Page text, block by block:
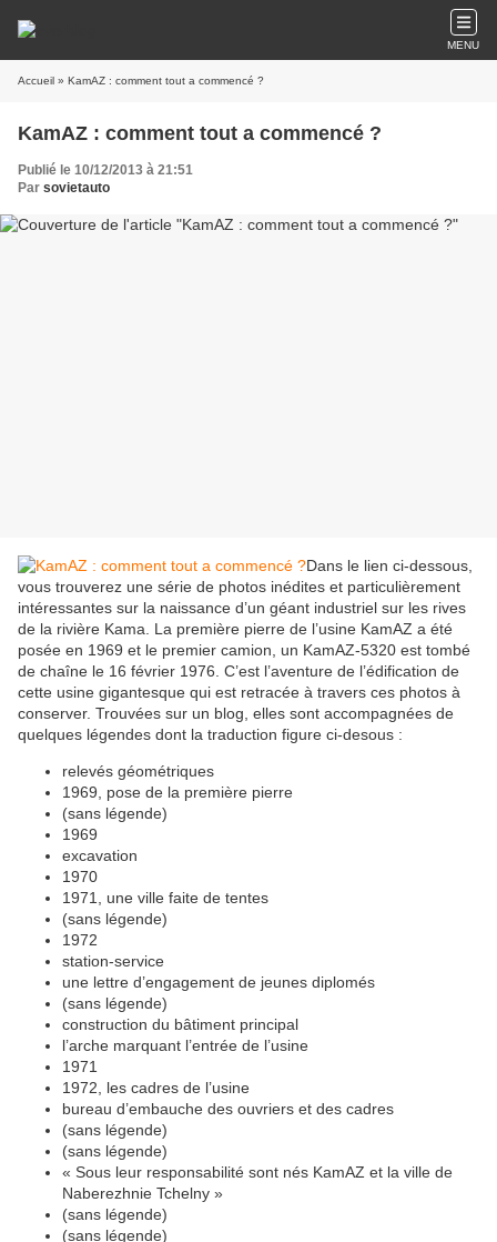
MENU
Accueil » KamAZ : comment tout a commencé ?
KamAZ : comment tout a commencé ?
Publié le 10/12/2013 à 21:51
Par sovietauto
Dans le lien ci-dessous,
vous trouverez une série de photos inédites et particulièrement
intéressantes sur la naissance d’un géant industriel sur les rives
de la rivière Kama. La première pierre de l’usine KamAZ a été
posée en 1969 et le premier camion, un KamAZ-5320 est tombé
de chaîne le 16 février 1976. C’est l’aventure de l’édification de
cette usine gigantesque qui est retracée à travers ces photos à
conserver. Trouvées sur un blog, elles sont accompagnées de
quelques légendes dont la traduction figure ci-desous :
relevés géométriques
1969, pose de la première pierre
(sans légende)
1969
excavation
1970
1971, une ville faite de tentes
(sans légende)
1972
station-service
une lettre d’engagement de jeunes diplomés
(sans légende)
construction du bâtiment principal
l’arche marquant l’entrée de l’usine
1971
1972, les cadres de l’usine
bureau d’embauche des ouvriers et des cadres
(sans légende)
(sans légende)
« Sous leur responsabilité sont nés KamAZ et la ville de
Naberezhnie Tchelny »
(sans légende)
(sans légende)